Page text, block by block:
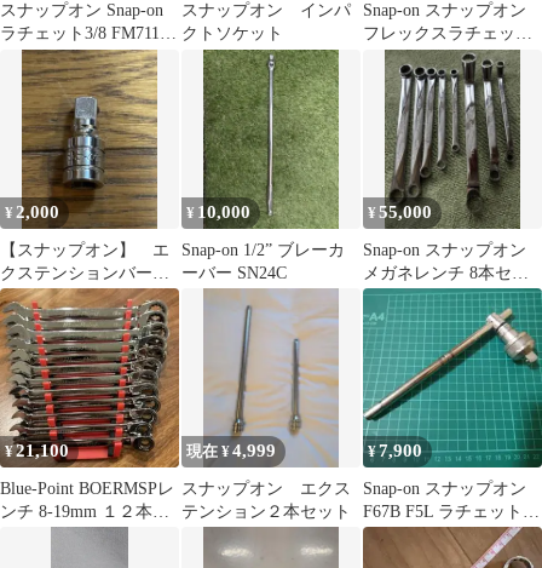
スナップオン Snap-on
ラチェット3/8 FM711
フレックスヘッド
スナップオン インパ
クトソケット
Snap-on スナップオン
フレックスラチェット
ハンドル
¥ 2,000
【スナップオン】 エ
クステンションバー
FX1 snap-on
¥ 10,000
Snap-on 1/2” ブレーカ
ーバー SN24C
¥55,000
Snap-on スナップオン
メガネレンチ 8本セッ
ト
¥21,100
Blue-Point BOERMSPレ
ンチ 8-19mm １２本セ
現在 ¥4,999
スナップオン エクス
テンション２本セット
¥7,900
Snap-on スナップオン
F67B F5L ラチェットア
ダプター スライドT